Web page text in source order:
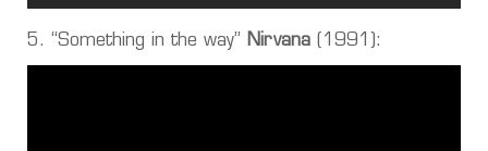
5. “Something in the way” Nirvana (1991):